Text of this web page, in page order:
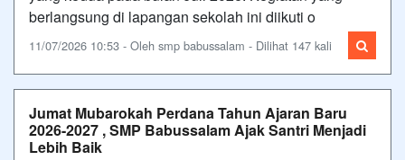
berlangsung di lapangan sekolah ini diikuti o
11/07/2026 10:53 - Oleh smp babussalam - Dilihat 147 kali
Jumat Mubarokah Perdana Tahun Ajaran Baru
2026-2027 , SMP Babussalam Ajak Santri Menjadi
Lebih Baik